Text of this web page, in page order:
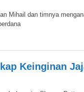
Mihail dan timnya
Keinginan